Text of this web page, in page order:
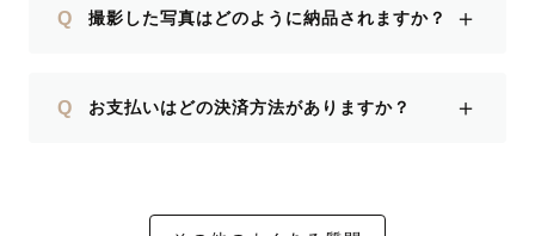
Q 撮影した写真はどのように納品されますか？ ＋
Q お支払いはどの決済方法がありますか？ ＋